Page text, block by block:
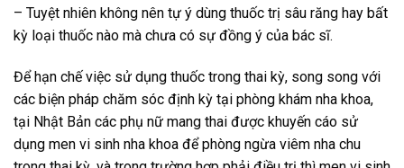
– Tuyệt nhiên không nên tự ý dùng thuốc trị sâu răng hay bất
kỳ loại thuốc nào mà chưa có sự đồng ý của bác sĩ.
Để hạn chế việc sử dụng thuốc trong thai kỳ, song song với
các biện pháp chăm sóc định kỳ tại phòng khám nha khoa,
tại Nhật Bản các phụ nữ mang thai được khuyến cáo sử
dụng men vi sinh nha khoa để phòng ngừa viêm nha chu